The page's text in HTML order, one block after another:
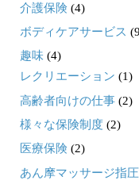
介護保険 (4)
ボディケアサービス
趣味 (4)
レクリエーション (1)
高齢者向けの仕事 (2)
様々な保険制度 (2)
医療保険 (2)
あん摩マッサージ指